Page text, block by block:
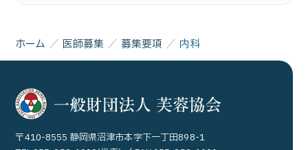
ホーム 医師募集 募集要項 内科
〒410-8555 静岡県沼津市本字下一丁田898-1